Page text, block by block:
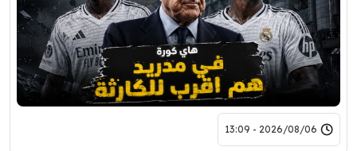
2026/08/06 - 13:09